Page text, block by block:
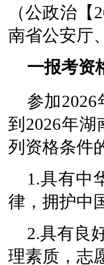
（公政治
南省公安厅
一报考资
参加
到2026年
列资格条件
1.具有中
律，拥护中
2.具有良
理素质，志